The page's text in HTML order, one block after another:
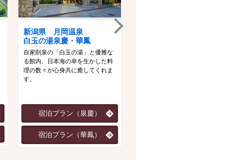
新潟県 月岡温泉
白玉の湯泉慶・華鳳
自家削泉の「白玉の湯」と優雅な
る館内、日本海の幸を生かした料
理の数々が心身共に癒してくれま
す。
宿泊プラン（泉慶）
宿泊プラン（華鳳）